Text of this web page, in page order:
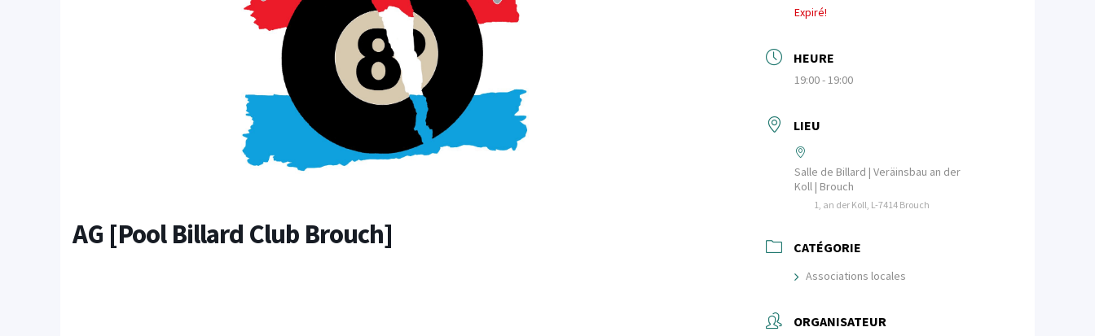
AG [Pool Billard Club Brouch]
Expiré!
HEURE
19:00 - 19:00
LIEU
Salle de Billard | Veräinsbau an der
Koll | Brouch
1, an der Koll, L-7414 Brouch
CATÉGORIE
Associations locales
ORGANISATEUR